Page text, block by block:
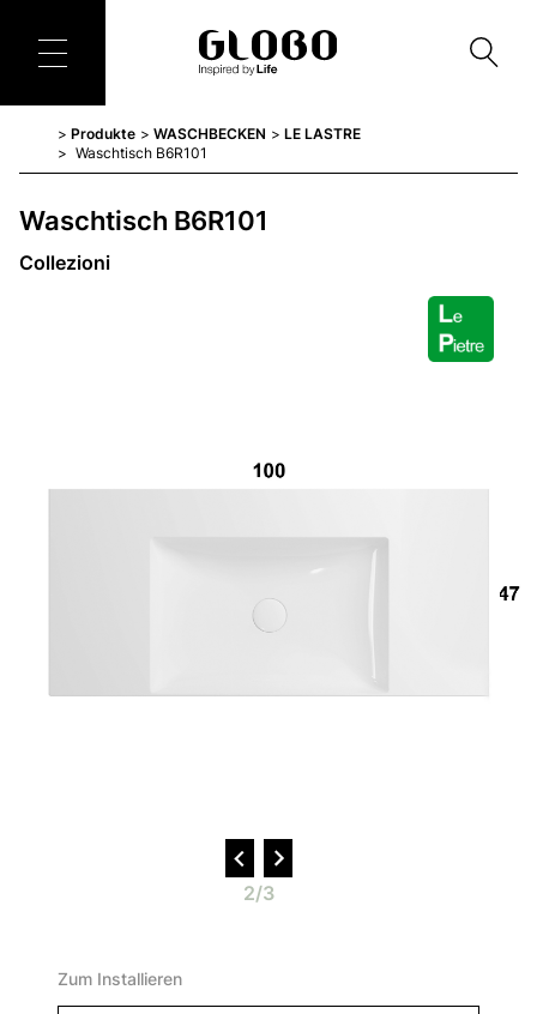
Produkte WASCHBECKEN
LE LASTRE
Waschtisch B6R101
Waschtisch B6R101
Collezioni
2/3
Zum Installieren